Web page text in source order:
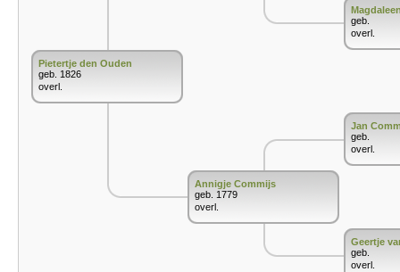
Pietertje den Ouden
geb. 1826
overl.
Annigje Commijs
geb. 1779
overl.
geb.
overl.
Jan
geb.
overl.
Geertje
geb.
overl.